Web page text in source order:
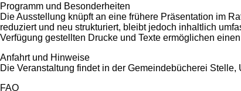
Programm und Besonderheiten
Die Ausstellung knüpft an eine frühere Präsentation im
reduziert und neu strukturiert, bleibt jedoch inhaltlich
Verfügung gestellten Drucke und Texte ermöglichen
Anfahrt und Hinweise
Die Veranstaltung findet in der Gemeindebücherei
FAQ